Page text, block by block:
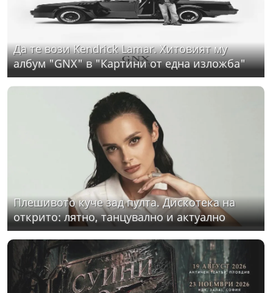
Да те вози Kendrick Lamar. Хитовият му
албум "GNX" в "Картини от една изложба"
Плешивото куче зад пулта. Дискотека на
открито: лятно, танцувално и актуално